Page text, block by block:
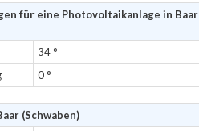
für eine Photovoltaikanlage in Baar
34 °
0 °
(Schwaben)